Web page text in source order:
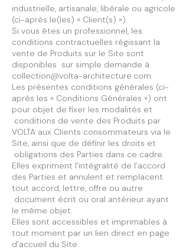
industrielle, artisanale, libérale ou agricole
(ci-après le(les) « Client(s) »).
Si vous êtes un professionnel, les
conditions contractuelles régissant la
vente de Produits sur le Site sont
disponibles sur simple demande à
collection@volta-architecture.com.
Les présentes conditions générales (ci-
après les « Conditions Générales ») ont
pour objet de fixer les modalités et
conditions de vente des Produits par
VOLTA aux Clients consommateurs via le
Site, ainsi que de définir les droits et
obligations des Parties dans ce cadre.
Elles expriment l’intégralité de l’accord
des Parties et annulent et remplacent
tout accord, lettre, offre ou autre
document écrit ou oral antérieur ayant
le même objet.
Elles sont accessibles et imprimables à
tout moment par un lien direct en page
d’accueil du Site.